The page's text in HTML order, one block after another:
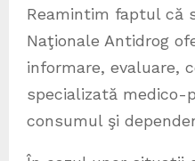
Reamintim faptul că
Naţionale Antidrog
informare, evaluare,
specializată medico-
consumul şi